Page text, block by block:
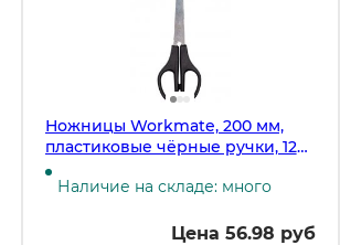
Ножницы Workmate, 200 мм,
пластиковые чёрные ручки, 12
штук
Наличие на складе: много
Цена 56.98 руб